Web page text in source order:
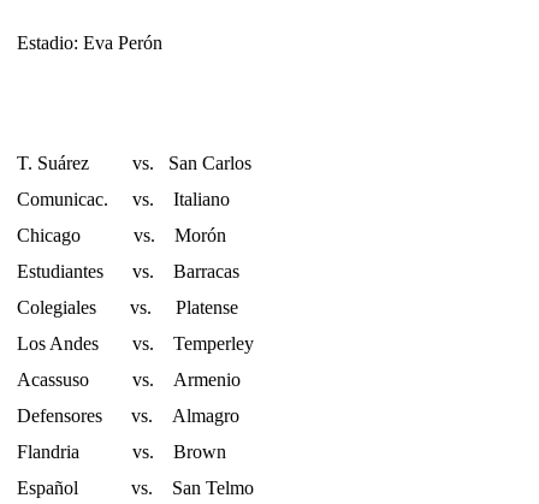
Estadio: Eva Perón
T. Suárez vs. San Carlos
Comunicac. vs. Italiano
Chicago vs. Morón
Estudiantes vs. Barracas
Colegiales vs. Platense
Los Andes vs. Temperley
Acassuso vs. Armenio
Defensores vs. Almagro
Flandria vs. Brown
Español vs. San Telmo